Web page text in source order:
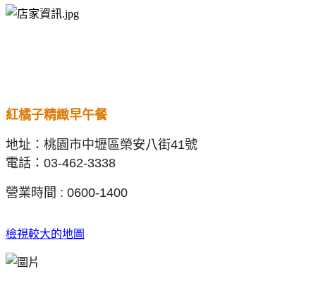
紅橘子精緻早午餐
地址： 桃園市中壢區榮安八街41號
電話： 03-462-3338
營業時間 : 0600-1400
檢視較大的地圖